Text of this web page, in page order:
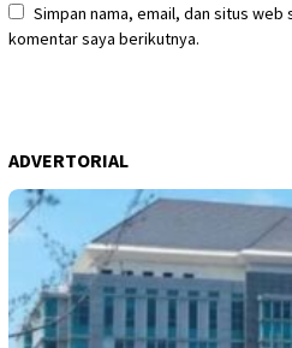
Simpan nama, email, dan situs web
komentar saya berikutnya.
ADVERTORIAL